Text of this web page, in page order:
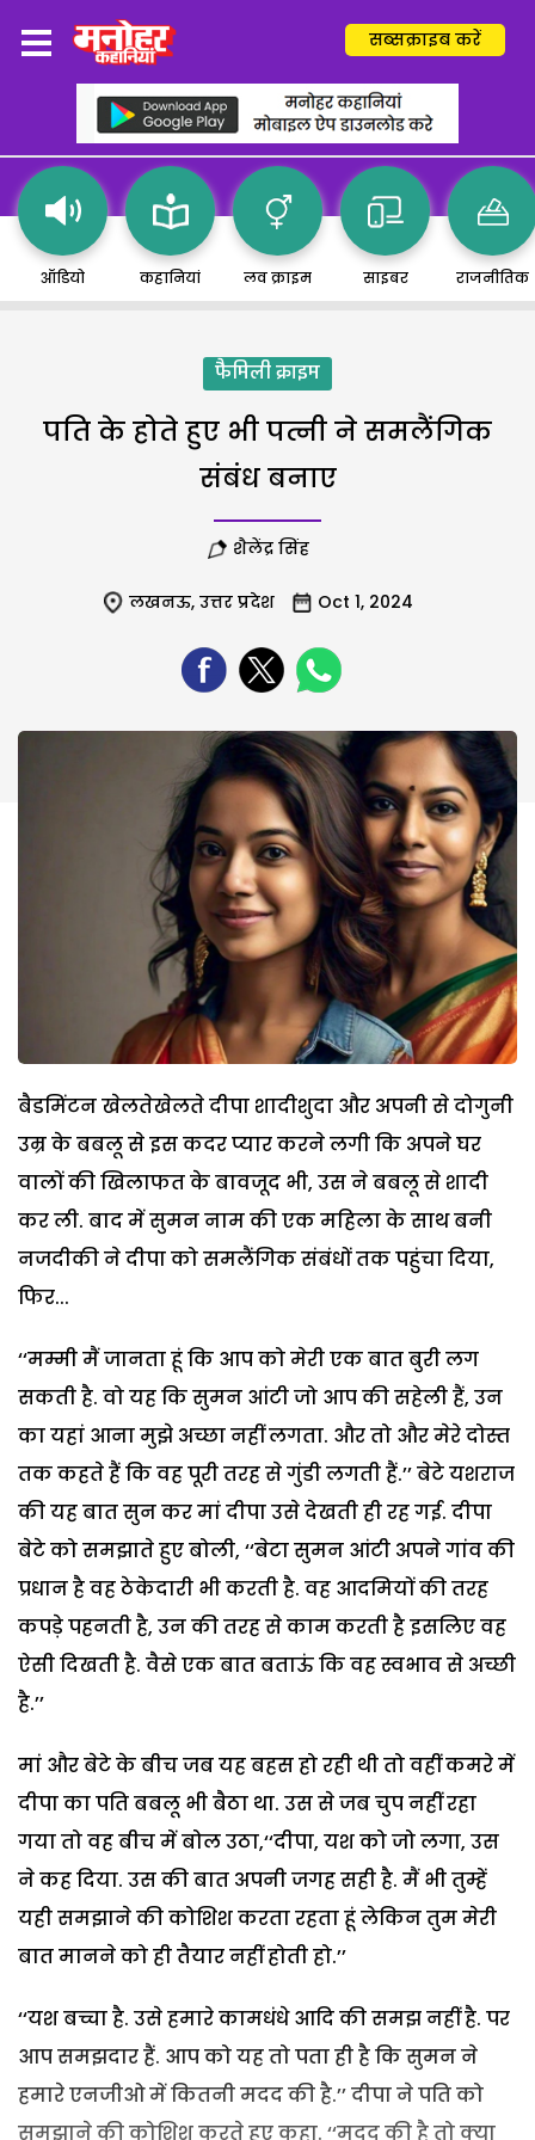
सब्सक्राइब करें
ऑडियो कहानियां लव क्राइम साइबर राजनीतिक
फैमिली क्राइम
पति के होते हुए भी पत्नी ने समलैंगिक
संबंध बनाए
शैलेंद्र सिंह
लखनऊ, उत्तर प्रदेश Oct 1, 2024
बैडमिंटनखेलतेखेलतेदीपा शादीशुदा और अपनीसेदोगुनी
उम्रकेबबलूसेइसकदरप्यारकरनेलगीकि अपनेघर
वालोंकीखिलाफतकेबावजूद भी, उसनेबबलूसे शादी
करली. बादमेंसुमननामकीएकमहिलाकेसाथबनी
नजदीकीनेदीपाकोसमलैंगिकसंबंधोंतकपहुंचादिया,
फिर...
‘‘मम्मीमैंजानताहूंकि आपकोमेरीएकबातबुरीलग
सकतीहै. वोयहकिसुमन आंटीजो आपकीसहेलीहैं, उन
कायहां आनामुझे अच्छानहींलगता. औरतो औरमेरेदोस्त
तककहतेहैंकिवहपूरीतरहसेगुंडीलगतीहैं.’’बेटेयशराज
कीयहबातसुनकरमांदीपाउसेदेखतीहीरहगई. दीपा
बेटेकोसमझातेहुएबोली, ‘‘बेटासुमन आंटी अपनेगांवकी
प्रधानहैवहठेकेदारी भीकरतीहै. वह आदमियोंकीतरह
कपड़ेपहनतीहै, उनकीतरहसेकामकरतीहैइसलिएवह
ऐसीदिखतीहै. वैसेएकबातबताऊंकिवहस्वभावसे अच्छी
है.’’
मां औरबेटेकेबीचजबयहबहसहोरही थीतोवहींकमरेमें
दीपाकापतिबबलू भीबैठा था. उससेजबचुपनहींरहा
गयातोवहबीचमेंबोलउठा,‘‘दीपा, यशकोजोलगा, उस
नेकहदिया. उसकीबात अपनीजगहसहीहै. मैं भीतुम्हें
यहीसमझानेकीकोशिशकरतारहताहूंलेकिनतुममेरी
बातमाननेकोहीतैयारनहींहोतीहो.’’
‘‘यशबच्चाहै. उसेहमारेकामधंधे आदिकीसमझनहींहै. पर
आपसमझदारहैं. आपकोयहतोपताहीहैकिसुमनने
हमारेएनजीओमेंकितनीमददकीहै.’’दीपानेपतिको
समझानेकीकोशिशकरतेहुएकहा. ‘‘मददकीहैतोक्या